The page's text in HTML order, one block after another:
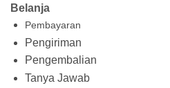
Belanja
Pembayaran
Pengiriman
Pengembalian
Tanya Jawab